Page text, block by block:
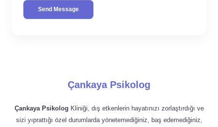
Send Message
Çankaya Psikolog
Çankaya Psikolog Kliniği, dış etkenlerin hayatınızı zorlaştırdığı ve
sizi yıprattığı özel durumlarda yönetemediğiniz, baş edemediğiniz,